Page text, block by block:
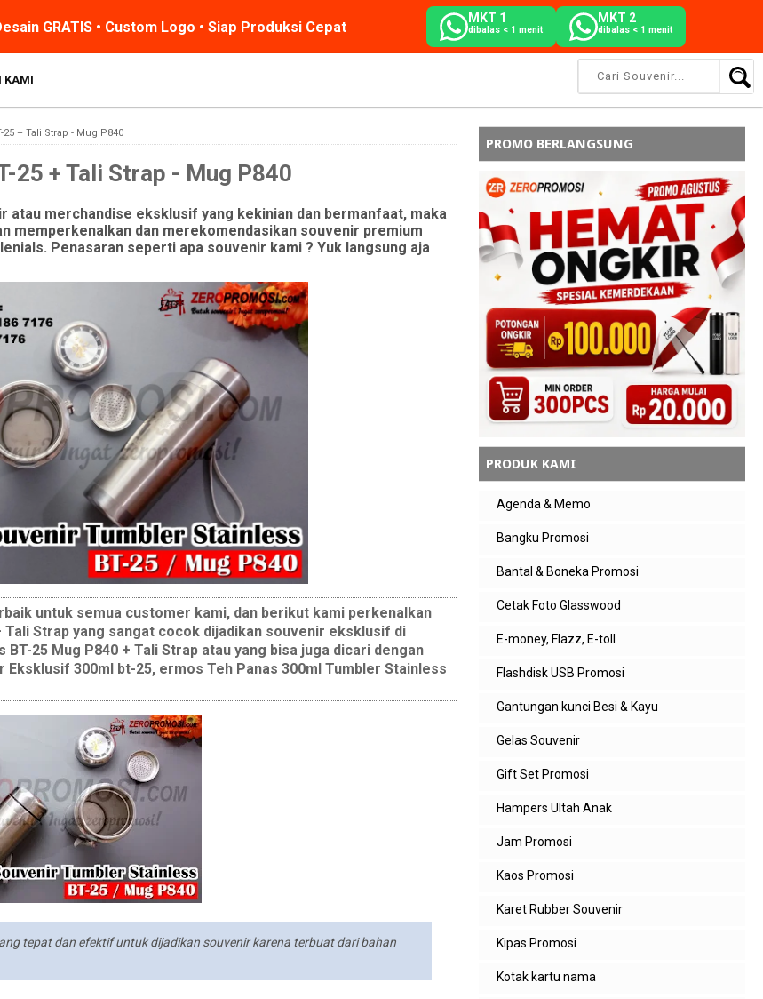
GRATIS • Custom Logo • Siap Produksi Cepat
MKT 1
dibalas < 1 menit
MKT 2
dibalas < 1 menit
KAMI
+ Tali Strap - Mug P840
25 + Tali Strap - Mug P840
merchandise eksklusif yang kekinian dan bermanfaat, maka
memperkenalkan dan merekomendasikan souvenir premium
Penasaran seperti apa souvenir kami ? Yuk langsung aja
untuk semua customer kami, dan berikut kami perkenalkan
Strap yang sangat cocok dijadikan souvenir eksklusif di
25 Mug P840 + Tali Strap atau yang bisa juga dicari dengan
300ml bt-25, ermos Teh Panas 300ml Tumbler Stainless
tepat dan efektif untuk dijadikan souvenir karena terbuat dari bahan
PROMO BERLANGSUNG
PRODUK KAMI
Agenda & Memo
Bangku Promosi
Bantal & Boneka Promosi
Cetak Foto Glasswood
E-money, Flazz, E-toll
Flashdisk USB Promosi
Gantungan kunci Besi & Kayu
Gelas Souvenir
Gift Set Promosi
Hampers Ultah Anak
Jam Promosi
Kaos Promosi
Karet Rubber Souvenir
Kipas Promosi
Kotak kartu nama